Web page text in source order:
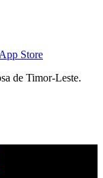
de Timor-Leste.